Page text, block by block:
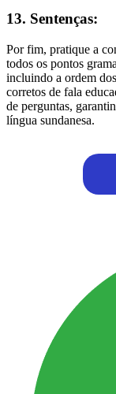
13. Sentenças:
Por fim, pratique a
todos os pontos
incluindo a ordem
corretos de fala
de perguntas,
língua sundanesa.